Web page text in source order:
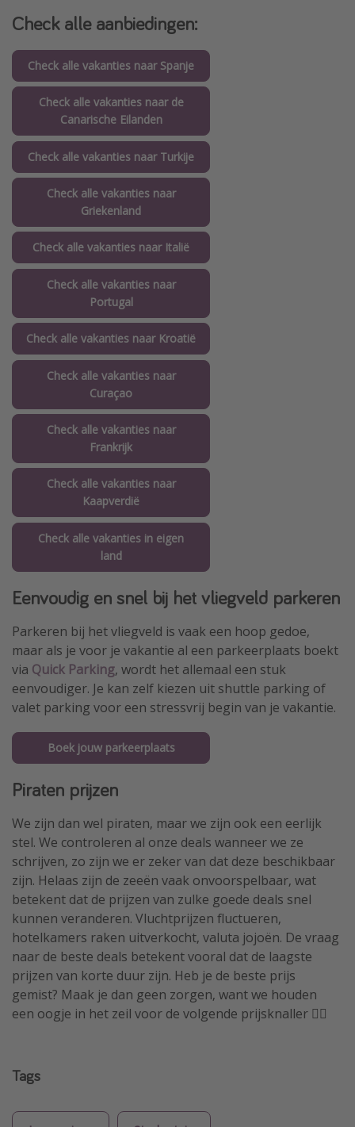
Check alle aanbiedingen:
Check alle vakanties naar Spanje
Check alle vakanties naar de
Canarische Eilanden
Check alle vakanties naar Turkije
Check alle vakanties naar
Griekenland
Check alle vakanties naar Italië
Check alle vakanties naar
Portugal
Check alle vakanties naar Kroatië
Check alle vakanties naar
Curaçao
Check alle vakanties naar
Frankrijk
Check alle vakanties naar
Kaapverdië
Check alle vakanties in eigen
land
Eenvoudig en snel bij het vliegveld parkeren
Parkeren bij het vliegveld is vaak een hoop gedoe,
maar als je voor je vakantie al een parkeerplaats boekt
via Quick Parking, wordt het allemaal een stuk
eenvoudiger. Je kan zelf kiezen uit shuttle parking of
valet parking voor een stressvrij begin van je vakantie.
Boek jouw parkeerplaats
Piraten prijzen
We zijn dan wel piraten, maar we zijn ook een eerlijk
stel. We controleren al onze deals wanneer we ze
schrijven, zo zijn we er zeker van dat deze beschikbaar
zijn. Helaas zijn de zeeën vaak onvoorspelbaar, wat
betekent dat de prijzen van zulke goede deals snel
kunnen veranderen. Vluchtprijzen fluctueren,
hotelkamers raken uitverkocht, valuta jojoën. De vraag
naar de beste deals betekent vooral dat de laagste
prijzen van korte duur zijn. Heb je de beste prijs
gemist? Maak je dan geen zorgen, want we houden
een oogje in het zeil voor de volgende prijsknaller 🏴‍☠️
Tags